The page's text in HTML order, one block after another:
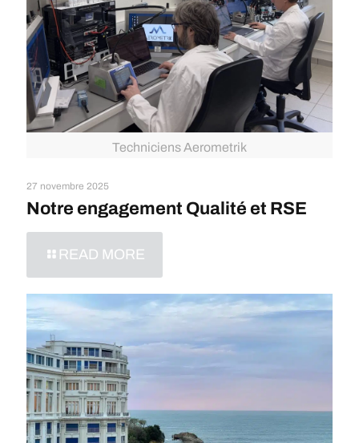
Techniciens Aerometrik
27 novembre 2025
Notre engagement Qualité et RSE
READ MORE